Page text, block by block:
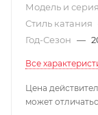
Модель и серия
Стиль катания
Год-Сезон —
Все
Цена
может